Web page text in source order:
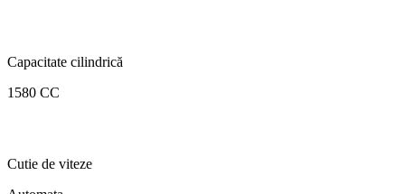
Capacitate cilindrică
1580 CC
Cutie de viteze